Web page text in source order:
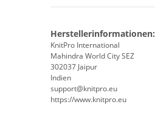
Herstellerinformationen:
KnitPro International
Mahindra World City SEZ
302037 Jaipur
Indien
support@knitpro.eu
https://www.knitpro.eu